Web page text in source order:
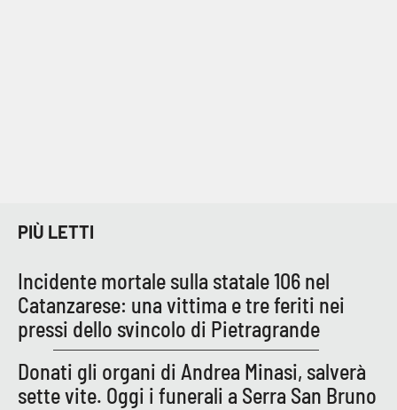
PIÙ LETTI
Incidente mortale sulla statale 106 nel
Catanzarese: una vittima e tre feriti nei
pressi dello svincolo di Pietragrande
Donati gli organi di Andrea Minasi, salverà
sette vite. Oggi i funerali a Serra San Bruno